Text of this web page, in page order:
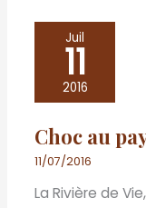
Juil
11
2016
Choc au
11/07/2016
La Rivière de
Choc
pays
lions
endormis
!